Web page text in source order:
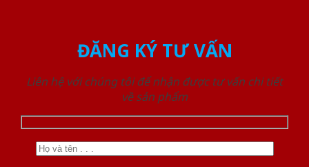
ĐĂNG KÝ TƯ VẤN
Liên hệ với chúng tôi để nhận được tư vấn chi tiết
về sản phẩm